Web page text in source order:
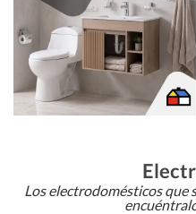
Los electrodomésticos que